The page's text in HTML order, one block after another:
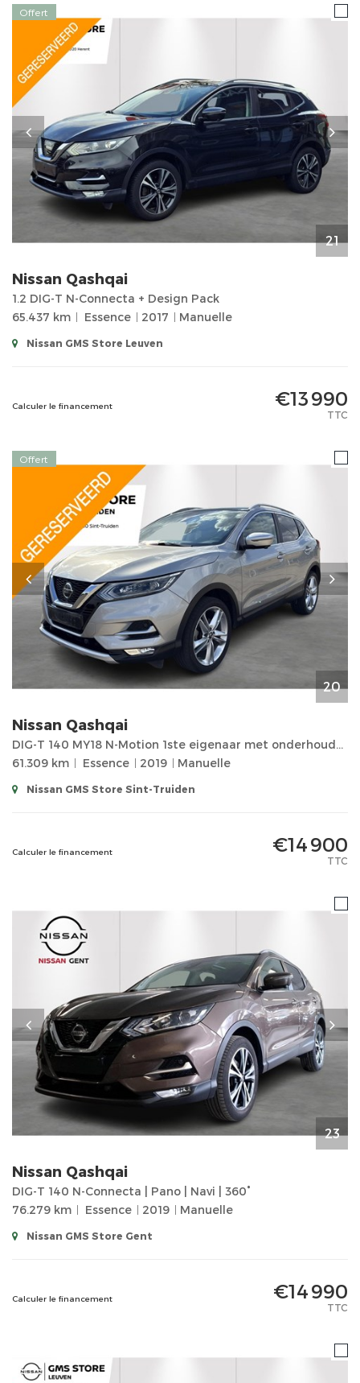
21
Offert
Nissan Qashqai
1.2 DIG-T N-Connecta + Design Pack
65.437 km
Essence 2017 Manuelle
Nissan GMS Store Leuven
Calculer le financement €13 990
TTC
20
Offert
Nissan Qashqai
DIG-T 140 MY18 N-Motion 1ste eigenaar met onderhoudsboek! Airco, navigatie, afneembare trekhaak
61.309 km
Essence 2019 Manuelle
Nissan GMS Store Sint-Truiden
Calculer le financement €14 900
TTC
23
Nissan Qashqai
DIG-T 140 N-Connecta | Pano | Navi | 360°
76.279 km
Essence 2019 Manuelle
Nissan GMS Store Gent
Calculer le financement €14 990
TTC